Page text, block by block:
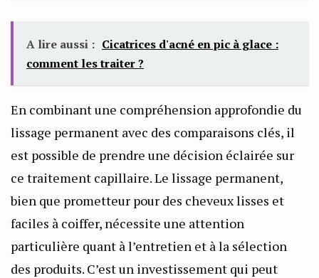
A lire aussi : Cicatrices d'acné en pic à glace :
comment les traiter ?
En combinant une compréhension approfondie du
lissage permanent avec des comparaisons clés, il
est possible de prendre une décision éclairée sur
ce traitement capillaire. Le lissage permanent,
bien que prometteur pour des cheveux lisses et
faciles à coiffer, nécessite une attention
particulière quant à l’entretien et à la sélection
des produits. C’est un investissement qui peut